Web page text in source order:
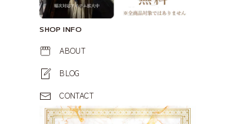
SHOP INFO
ABOUT
BLOG
CONTACT